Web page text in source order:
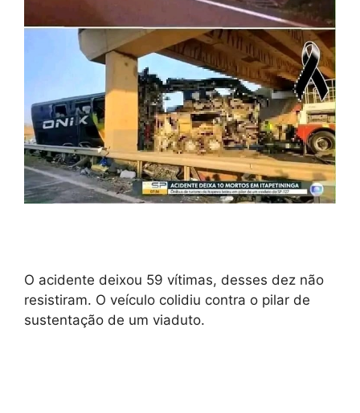
O acidente deixou 59 vítimas, desses dez não
resistiram. O veículo colidiu contra o pilar de
sustentação de um viaduto.